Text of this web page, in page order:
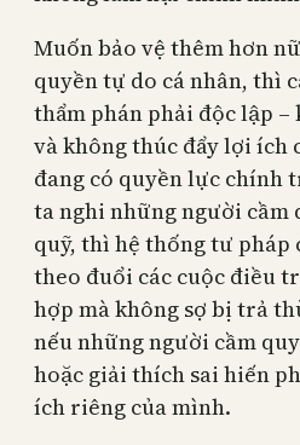
Muốn bảo vệ thêm hơn
quyền tự do cá nhân, thì
thẩm phán phải độc lập
và không thúc đẩy lợi ích
đang có quyền lực chính
ta nghi những người cầm
quỹ, thì hệ thống tư pháp
theo đuổi các cuộc điều
hợp mà không sợ bị trả
nếu những người cầm
hoặc giải thích sai hiến
ích riêng của mình.